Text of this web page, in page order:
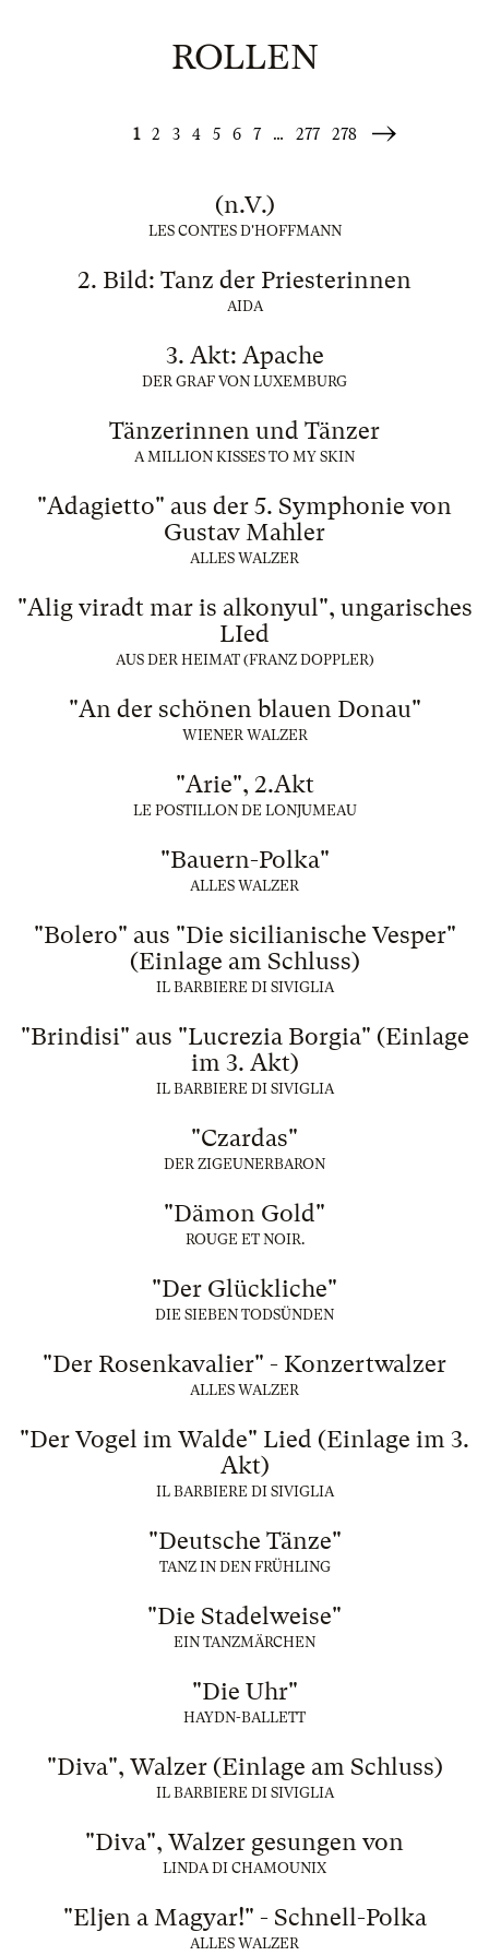
ROLLEN
1 2 3 4 5 6 7 … 277 278
Weiter
(n.V.)
LES CONTES D'HOFFMANN
2. Bild: Tanz der Priesterinnen
AIDA
3. Akt: Apache
DER GRAF VON LUXEMBURG
Tänzerinnen und Tänzer
A MILLION KISSES TO MY SKIN
"Adagietto" aus der 5. Symphonie von
Gustav Mahler
ALLES WALZER
"Alig viradt mar is alkonyul", ungarisches
LIed
AUS DER HEIMAT (FRANZ DOPPLER)
"An der schönen blauen Donau"
WIENER WALZER
"Arie", 2.Akt
LE POSTILLON DE LONJUMEAU
"Bauern-Polka"
ALLES WALZER
"Bolero" aus "Die sicilianische Vesper"
(Einlage am Schluss)
IL BARBIERE DI SIVIGLIA
"Brindisi" aus "Lucrezia Borgia" (Einlage
im 3. Akt)
IL BARBIERE DI SIVIGLIA
"Czardas"
DER ZIGEUNERBARON
"Dämon Gold"
ROUGE ET NOIR.
"Der Glückliche"
DIE SIEBEN TODSÜNDEN
"Der Rosenkavalier" - Konzertwalzer
ALLES WALZER
"Der Vogel im Walde" Lied (Einlage im 3.
Akt)
IL BARBIERE DI SIVIGLIA
"Deutsche Tänze"
TANZ IN DEN FRÜHLING
"Die Stadelweise"
EIN TANZMÄRCHEN
"Die Uhr"
HAYDN-BALLETT
"Diva", Walzer (Einlage am Schluss)
IL BARBIERE DI SIVIGLIA
"Diva", Walzer gesungen von
LINDA DI CHAMOUNIX
"Eljen a Magyar!" - Schnell-Polka
ALLES WALZER